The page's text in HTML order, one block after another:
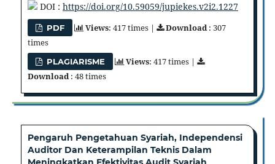
DOI : https://doi.org/10.59059/jupiekes.v2i2.1227
PDF Views: 417 times | Download: 307
times
PLAGIARISME Views: 417 times |
Download: 48 times
Pengaruh Pengetahuan Syariah, Independensi
Auditor Dan Keterampilan Teknis Dalam